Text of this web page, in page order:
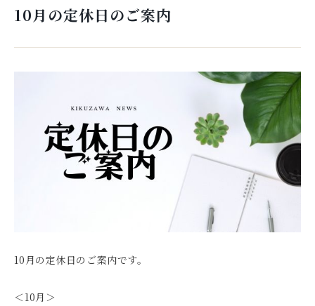
10月の定休日のご案内
10月の定休日のご案内です。
＜10月＞